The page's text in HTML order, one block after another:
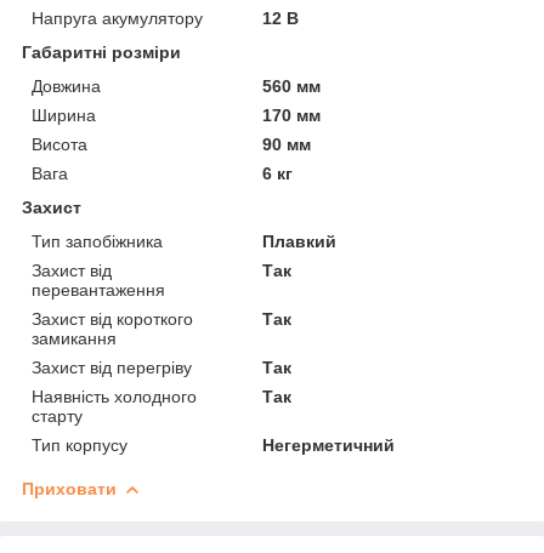
Напруга акумулятору
12 В
Габаритні розміри
Довжина
560 мм
Ширина
170 мм
Висота
90 мм
Вага
6 кг
Захист
Тип запобіжника
Плавкий
Захист від
перевантаження
Так
Захист від короткого
замикання
Так
Захист від перегріву
Так
Наявність холодного
старту
Так
Тип корпусу Негерметичний
Приховати